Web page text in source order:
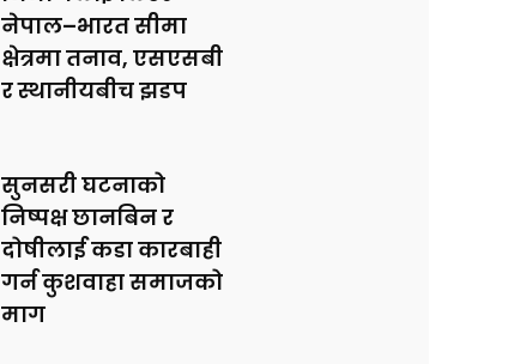
नेपाल–भारत सीमा
क्षेत्रमा तनाव, एसएसबी
र स्थानीयबीच झडप
सुनसरी घटनाको
निष्पक्ष छानबिन र
दोषीलाई कडा कारबाही
गर्न कुशवाहा समाजको
माग